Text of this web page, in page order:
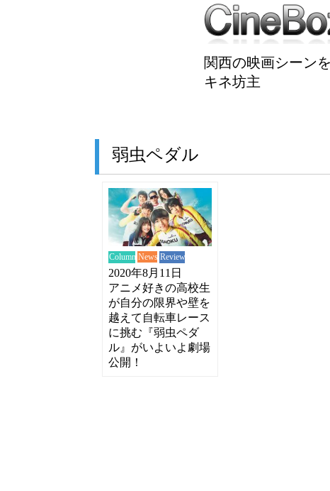
関西の映画シーン
キネ坊主
弱虫ペダル
Column News Review
2020年8月11日
アニメ好きの高校生
が自分の限界や壁を
越えて自転車レース
に挑む『弱虫ペダ
ル』がいよいよ劇場
公開！